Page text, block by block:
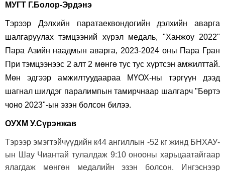
МУГТ Г.Болор-Эрдэнэ
Тэрээр Дэлхийн паратаеквондогийн дэлхийн аварга
шалгаруулах тэмцээний хүрэл медаль, "Ханжоу 2022"
Пара Азийн наадмын аварга, 2023-2024 оны Пара Гран
При тэмцээнээс 2 алт 2 мөнгө тус тус хүртсэн амжилттай.
Мөн эдгээр амжилтуудаараа МҮОХ-ны тэргүүн дээд
шагнал шилдэг паралимпын тамирчнаар шалгарч "Бөртэ
чоно 2023"-ын эзэн болсон билээ.
ОУХМ У.Сүрэнжав
Тэрээр эмэгтэйчүүдийн к44 ангиллын -52 кг жинд БНХАУ-
ын Шау Чиантай тулалдаж 9:10 онооны харьцаатайгаар
ялагдаж мөнгөн медалийн эзэн болсон. Ингэснээр